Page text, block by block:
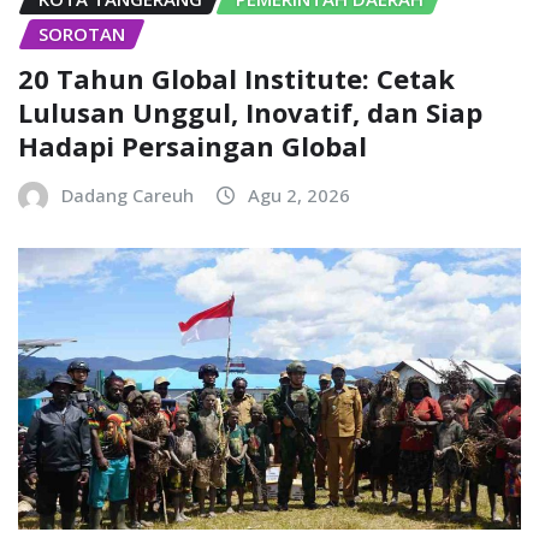
SOROTAN
20 Tahun Global Institute: Cetak
Lulusan Unggul, Inovatif, dan Siap
Hadapi Persaingan Global
Dadang Careuh Agu 2, 2026